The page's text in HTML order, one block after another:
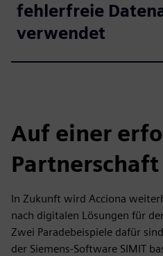
fehlerfreie
verwendet
Auf einer
In Zukunft wird Acciona
nach digitalen Lösungen für
Zwei Paradebeispiele dafür
der Siemens-Software SIMIT